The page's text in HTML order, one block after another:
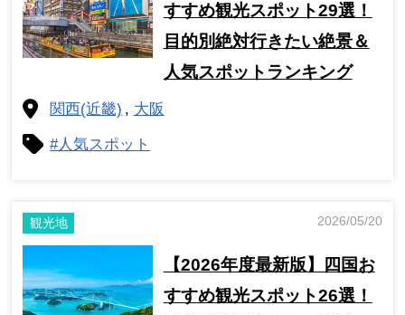
すすめ観光スポット29選！
目的別絶対行きたい絶景＆
人気スポットランキング
関西(近畿) 大阪
#人気スポット
観光地 2026/05/20
【2026年度最新版】四国お
すすめ観光スポット26選！